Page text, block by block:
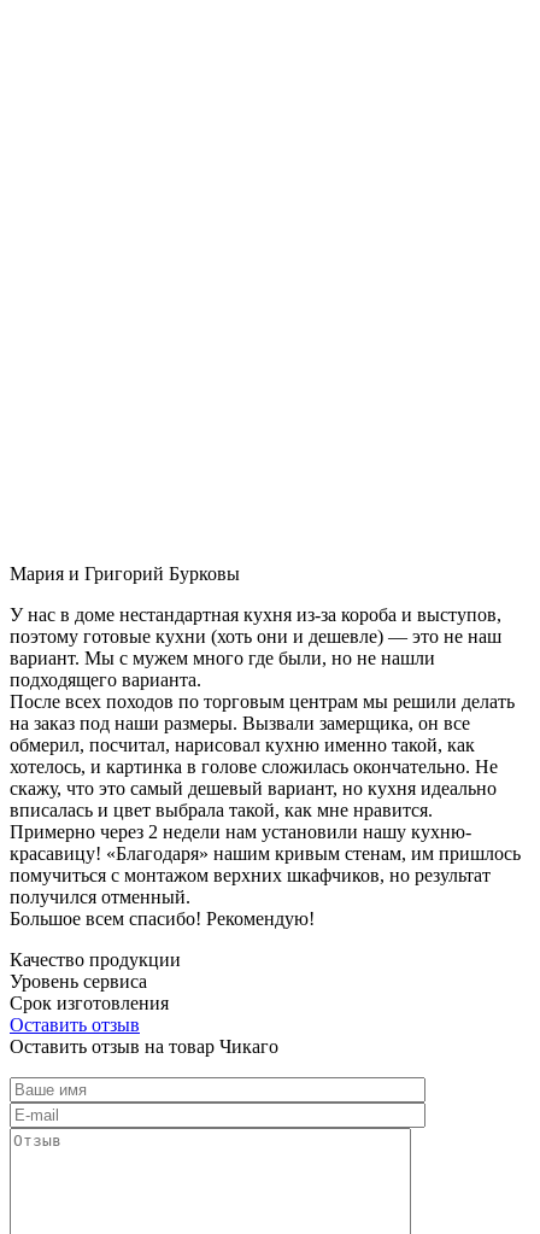
Мария и Григорий Бурковы
У нас в доме нестандартная кухня из-за короба и выступов,
поэтому готовые кухни (хоть они и дешевле) — это не наш
вариант. Мы с мужем много где были, но не нашли
подходящего варианта.
После всех походов по торговым центрам мы решили делать
на заказ под наши размеры. Вызвали замерщика, он все
обмерил, посчитал, нарисовал кухню именно такой, как
хотелось, и картинка в голове сложилась окончательно. Не
скажу, что это самый дешевый вариант, но кухня идеально
вписалась и цвет выбрала такой, как мне нравится.
Примерно через 2 недели нам установили нашу кухню-
красавицу! «Благодаря» нашим кривым стенам, им пришлось
помучиться с монтажом верхних шкафчиков, но результат
получился отменный.
Большое всем спасибо! Рекомендую!
Качество продукции
Уровень сервиса
Срок изготовления
Оставить отзыв
Оставить отзыв на товар Чикаго